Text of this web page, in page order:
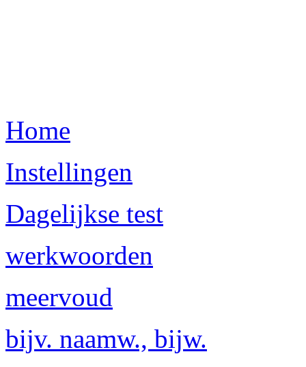
Home
Instellingen
Dagelijkse test
werkwoorden
meervoud
bijv. naamw., bijw.